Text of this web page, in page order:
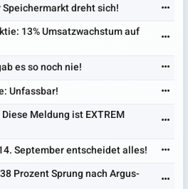
dreht sich!
13% Umsatzwachstum auf
es so noch nie!
Unfassbar!
Meldung ist EXTREM
September entscheidet alles!
Prozent Sprung nach Argus-